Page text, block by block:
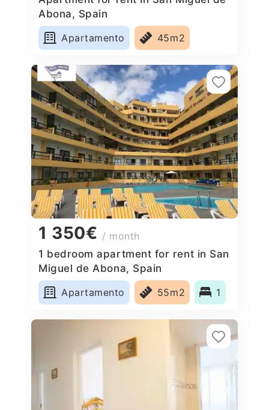
Abona, Spain
Apartamento
45m2
1 350€ / month
1 bedroom apartment for rent in San
Miguel de Abona, Spain
Apartamento
55m2 1